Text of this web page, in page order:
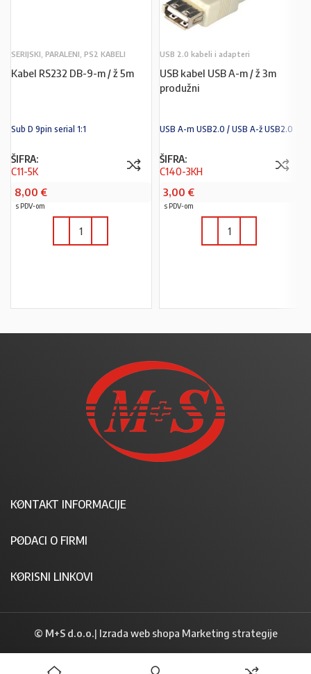
SERIJSKI, PARALENI, PS2 KABELI
Kabel RS232 DB-9-m / ž 5m
Sub D 9pin serial 1:1
ŠIFRA:
C11-5K
8,00 €
s PDV-om
USB 2.0 kabeli i adapteri
USB kabel USB A-m / ž 3m
produžni
USB A-m USB2.0 / USB A-ž USB2.0
ŠIFRA:
C140-3KH
3,00 €
s PDV-om
KONTAKT INFORMACIJE
PODACI O FIRMI
KORISNI LINKOVI
© M+S d.o.o.| Izrada web shopa Marketing strategije